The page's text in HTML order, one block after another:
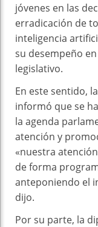
jóvenes en las
erradicación de
inteligencia
su desempeño
legislativo.
En este sentido,
informó que se
la agenda
atención y
«nuestra
de forma
anteponiendo el
dijo.
Por su parte, la